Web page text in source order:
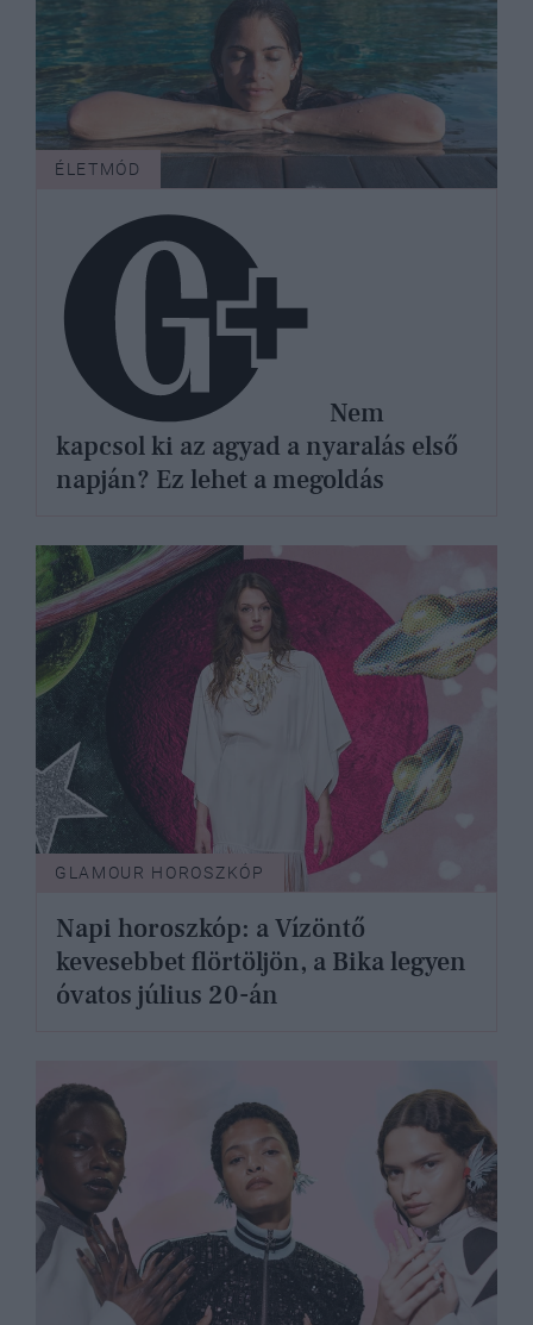
ÉLETMÓD
kapcsol ki az agyad a nyaralás első
napján? Ez lehet a megoldás
GLAMOUR HOROSZKÓP
Napi horoszkóp: a Vízöntő
kevesebbet flörtöljön, a Bika legyen
óvatos július 20-án